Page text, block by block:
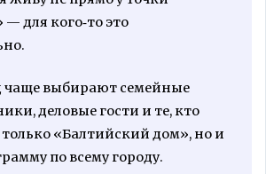
для кого‑то это
чаще выбирают семейные
деловые гости и те, кто
«Балтийский дом», но и
по всему городу.